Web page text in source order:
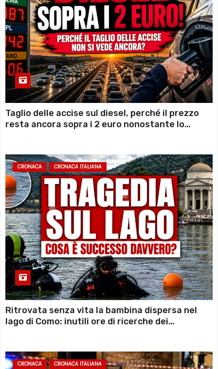
Taglio delle accise sul diesel, perché il prezzo
resta ancora sopra i 2 euro nonostante lo
CRONACA CRONACA ITALIANA
Ritrovata senza vita la bambina dispersa nel
lago di Como: inutili ore di ricerche dei
CRONACA CRONACA ITALIANA